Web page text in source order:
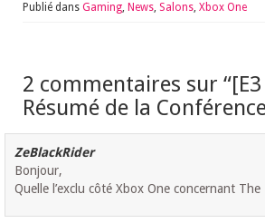
Publié dans Gaming, News, Salons, Xbox One
2 commentaires sur “
Résumé de la
ZeBlackRider
Bonjour,
Quelle l’exclu côté Xbox One concernant The